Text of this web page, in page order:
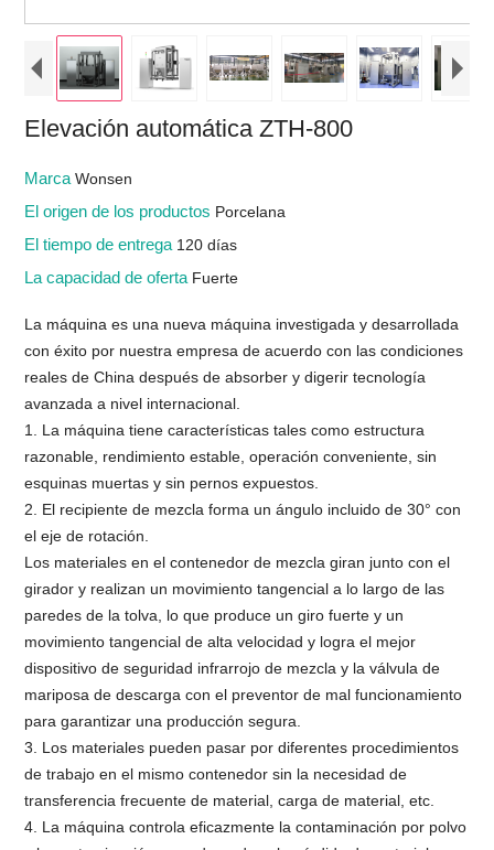
Elevación automática ZTH-800
MarcaWonsen
El origen de los productos Porcelana
El tiempo de entrega 120 días
La capacidad de oferta Fuerte
La máquina es una nueva máquina investigada y desarrollada
con éxito por nuestra empresa de acuerdo con las condiciones
reales de China después de absorber y digerir tecnología
avanzada a nivel internacional.
1. La máquina tiene características tales como estructura
razonable, rendimiento estable, operación conveniente, sin
esquinas muertas y sin pernos expuestos.
2. El recipiente de mezcla forma un ángulo incluido de 30° con
el eje de rotación.
Los materiales en el contenedor de mezcla giran junto con el
girador y realizan un movimiento tangencial a lo largo de las
paredes de la tolva, lo que produce un giro fuerte y un
movimiento tangencial de alta velocidad y logra el mejor
dispositivo de seguridad infrarrojo de mezcla y la válvula de
mariposa de descarga con el preventor de mal funcionamiento
para garantizar una producción segura.
3. Los materiales pueden pasar por diferentes procedimientos
de trabajo en el mismo contenedor sin la necesidad de
transferencia frecuente de material, carga de material, etc.
4. La máquina controla eficazmente la contaminación por polvo